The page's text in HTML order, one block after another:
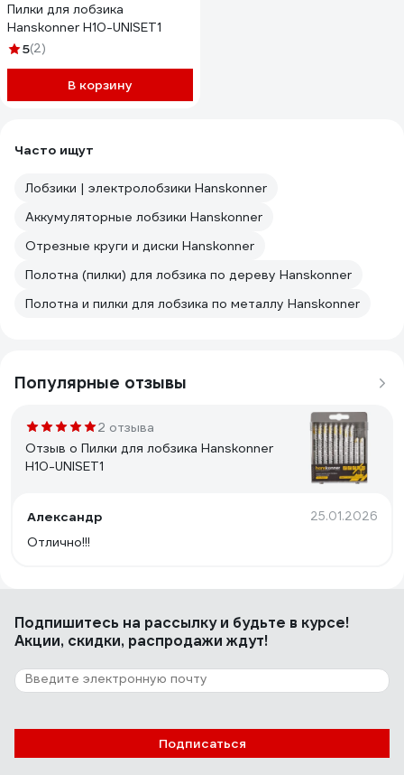
Пилки для лобзика
Hanskonner H10-UNISET1
5(2)
В корзину
Часто ищут
Лобзики | электролобзики Hanskonner
Аккумуляторные лобзики Hanskonner
Отрезные круги и диски Hanskonner
Полотна (пилки) для лобзика по дереву Hanskonner
Полотна и пилки для лобзика по металлу Hanskonner
Популярные отзывы
2 отзыва
Отзыв о Пилки для лобзика Hanskonner
H10-UNISET1
Александр 25.01.2026
Отлично!!!
Подпишитесь на рассылкуи будьте в курсе!
Акции, скидки, распродажи ждут!
Подписаться